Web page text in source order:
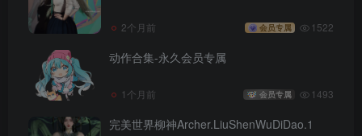
2个月前 会员专属 1522
动作合集-永久会员专属
1个月前 会员专属 1493
完美世界柳神Archer.LiuShenWuDiDao.1